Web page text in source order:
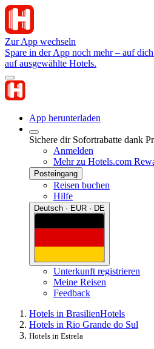
Zur App wechseln
Spare in der App noch mehr – auf
auf ausgewählte Hotels.
App herunterladen
Sichere dir Sofortrabatte dank
Anmelden
Mehr zu Hotels.com
Posteingang
Reisen buchen
Hilfe
Deutsch · EUR · DE
Unterkunft registrieren
Meine Reisen
Feedback
Hotels in BrasilienHotels
Hotels in Rio Grande do Sul
Hotels in Estrela